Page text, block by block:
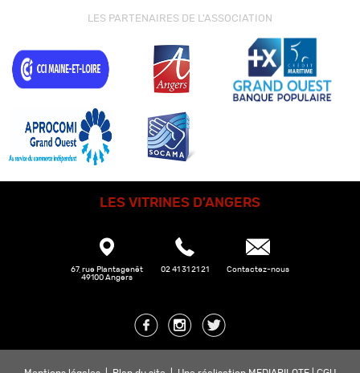
LES PARTENAIRES DE L'ASSOCIATION
LES VITRINES D'ANGERS
67, rue Plantagenêt
49100 Angers
02 41 31 21 21 Contactez-nous